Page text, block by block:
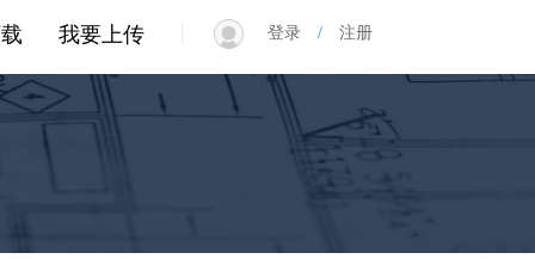
登录/ 注册
我要上传